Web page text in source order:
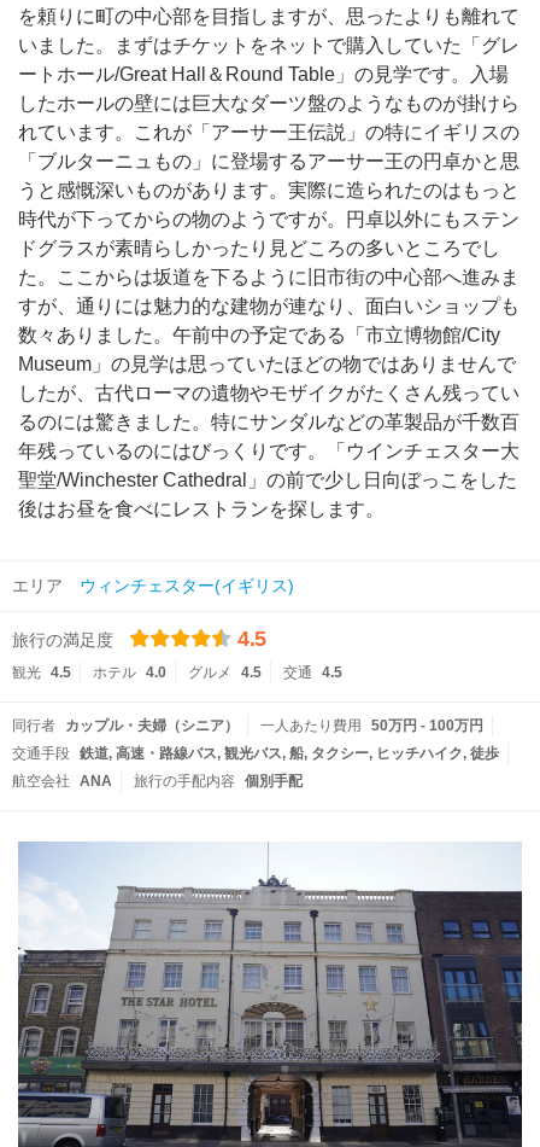
を頼りに町の中心部を目指しますが、思ったよりも離れて
いました。まずはチケットをネットで購入していた「グレ
ートホール/Great Hall＆Round Table」の見学です。入場
したホールの壁には巨大なダーツ盤のようなものが掛けら
れています。これが「アーサー王伝説」の特にイギリスの
「ブルターニュもの」に登場するアーサー王の円卓かと思
うと感慨深いものがあります。実際に造られたのはもっと
時代が下ってからの物のようですが。円卓以外にもステン
ドグラスが素晴らしかったり見どころの多いところでし
た。ここからは坂道を下るように旧市街の中心部へ進みま
すが、通りには魅力的な建物が連なり、面白いショップも
数々ありました。午前中の予定である「市立博物館/City
Museum」の見学は思っていたほどの物ではありませんで
したが、古代ローマの遺物やモザイクがたくさん残ってい
るのには驚きました。特にサンダルなどの革製品が千数百
年残っているのにはびっくりです。「ウインチェスター大
聖堂/Winchester Cathedral」の前で少し日向ぼっこをした
後はお昼を食べにレストランを探します。
エリア ウィンチェスター(イギリス)
旅行の満足度 4.5
観光 4.5 ホテル 4.0 グルメ 4.5 交通 4.5
同行者 カップル・夫婦（シニア） 一人あたり費用
50万円 - 100万円
交通手段 鉄道 高速・路線バス 観光バス 船 タクシー ヒッチハイク 徒歩
航空会社
ANA 旅行の手配内容 個別手配